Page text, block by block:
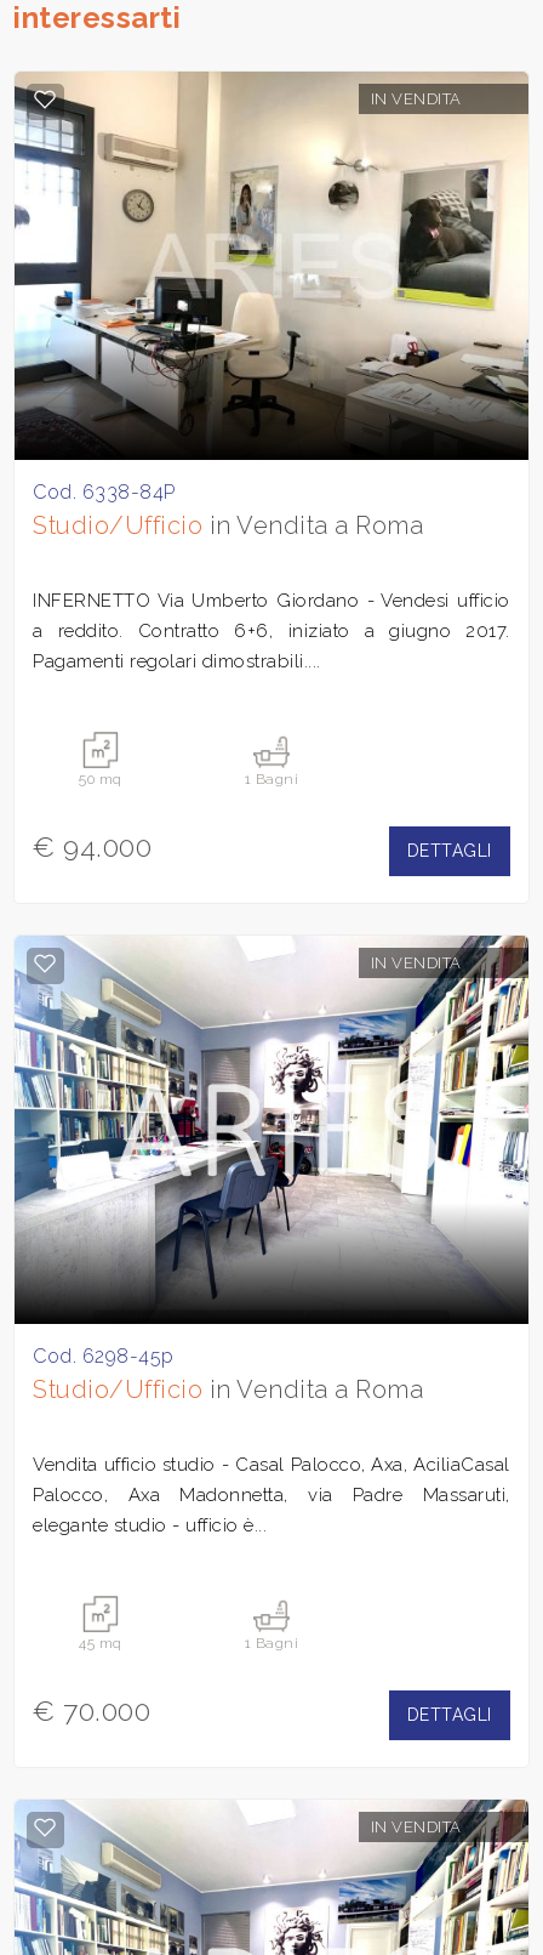
interessarti
IN VENDITA
Cod. 6338-84P
Studio/Ufficio in Vendita a Roma
INFERNETTO Via Umberto Giordano - Vendesi ufficio
a reddito. Contratto 6+6, iniziato a giugno 2017.
Pagamenti regolari dimostrabili....
50 mq 1 Bagni
€ 94.000 DETTAGLI
IN VENDITA
Cod. 6298-45p
Studio/Ufficio in Vendita a Roma
Vendita ufficio studio - Casal Palocco, Axa, AciliaCasal
Palocco, Axa Madonnetta, via Padre Massaruti,
elegante studio - ufficio è...
45 mq 1 Bagni
€ 70.000 DETTAGLI
IN VENDITA